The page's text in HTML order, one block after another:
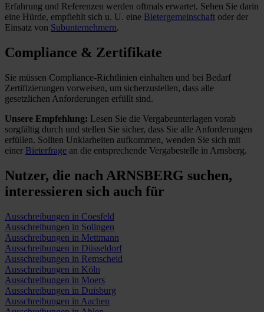
Erfahrung und Referenzen werden oftmals erwartet. Sehen Sie darin
eine Hürde, empfiehlt sich u. U. eine Bietergemeinschaft oder der
Einsatz von Subunternehmern.
Compliance & Zertifikate
Sie müssen Compliance-Richtlinien einhalten und bei Bedarf
Zertifizierungen vorweisen, um sicherzustellen, dass alle
gesetzlichen Anforderungen erfüllt sind.
Unsere Empfehlung: Lesen Sie die Vergabeunterlagen vorab
sorgfältig durch und stellen Sie sicher, dass Sie alle Anforderungen
erfüllen. Sollten Unklarheiten aufkommen, wenden Sie sich mit
einer Bieterfrage an die entsprechende Vergabestelle in Arnsberg.
Nutzer, die nach ARNSBERG suchen,
interessieren sich auch für
Ausschreibungen in Coesfeld
Ausschreibungen in Solingen
Ausschreibungen in Mettmann
Ausschreibungen in Düsseldorf
Ausschreibungen in Remscheid
Ausschreibungen in Köln
Ausschreibungen in Moers
Ausschreibungen in Duisburg
Ausschreibungen in Aachen